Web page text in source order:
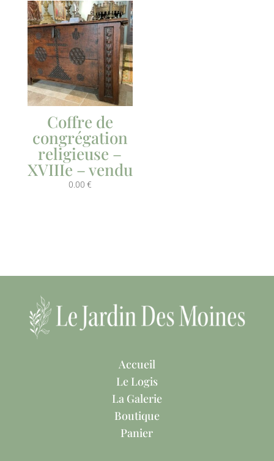
Coffre de
congrégation
religieuse –
XVIIIe – vendu
0.00 €
Accueil
Le Logis
La Galerie
Boutique
Panier